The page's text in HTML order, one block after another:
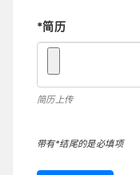
*简历
简历上传
带有*结尾的是必填项